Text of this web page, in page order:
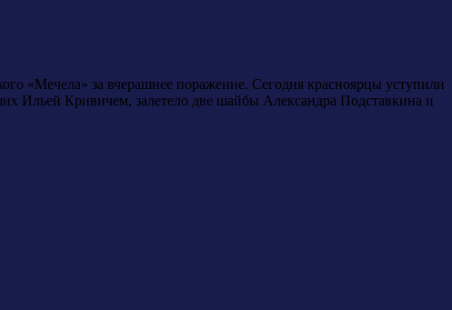
«Мечела» за вчерашнее поражение. Сегодня красноярцы уступили
Ильей Кривичем, залетело две шайбы Александра Подставкина и